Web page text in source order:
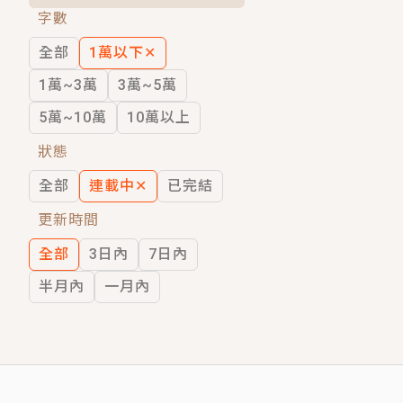
穿越｜《穿越遠古後成了野人娘子》你
字數
全部
1萬以下✕
1萬~3萬
3萬~5萬
5萬~10萬
10萬以上
狀態
全部
連載中 ✕
已完結
更新時間
全部
3日內
7日內
半月內
一月內